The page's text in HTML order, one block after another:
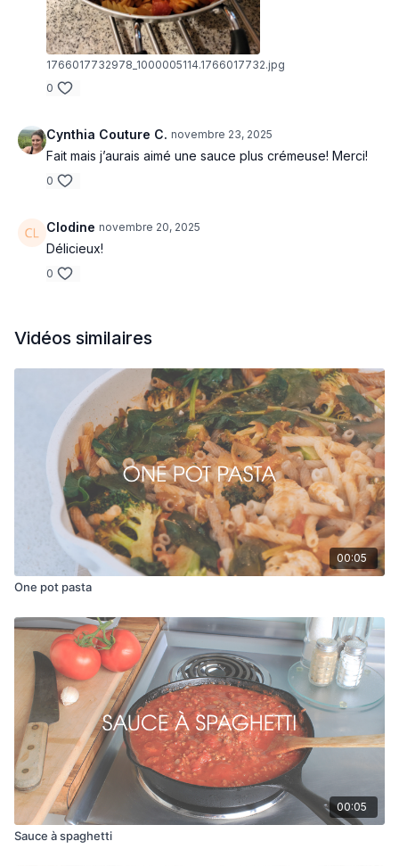
Ramener les saucisses dans la poêle et laisser mijoter 10
minutes à feu doux pour que la sauce épaississe.
Ajouter les pâtes cuites et mélanger pour bien les
enrober de sauce.
Servir chaud, garni de parmesan râpé et de basilic frais
si désiré.
1766017732978_1000005114.1766017732.jpg
0
Cynthia Couture C. novembre 23, 2025
Fait mais j’aurais aimé une sauce plus crémeuse! Merci!
0
Clodine novembre 20, 2025
Délicieux!
0
Vidéos similaires
00:05
One pot pasta
00:05
Sauce à spaghetti